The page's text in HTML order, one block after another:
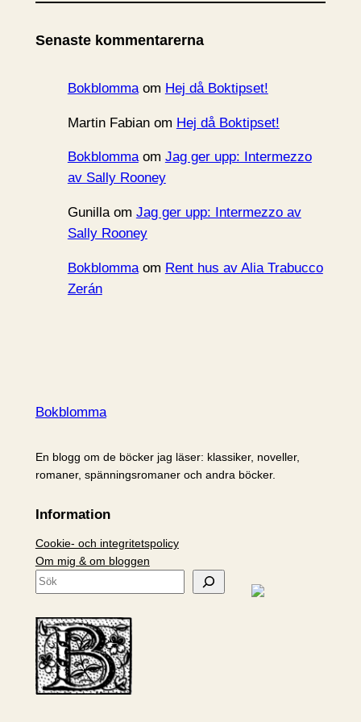
v
Senaste kommentarerna
Bokblommaom Hej då Boktipset!
Martin Fabianom Hej då Boktipset!
Bokblommaom Jag ger upp: Intermezzo
av Sally Rooney
Gunillaom Jag ger upp: Intermezzo av
Sally Rooney
Bokblommaom Rent hus av Alia Trabucco
Zerán
Bokblomma
En blogg om de böcker jag läser: klassiker, noveller,
romaner, spänningsromaner och andra böcker.
Information
Cookie- och integritetspolicy
Om mig & om bloggen
S
k